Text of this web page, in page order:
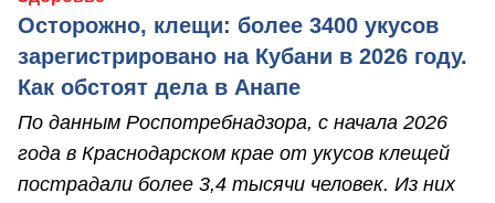
Осторожно, клещи: более 3400 укусов
зарегистрировано на Кубани в 2026 году.
Как обстоят дела в Анапе
По данным Роспотребнадзора, с начала 2026
года в Краснодарском крае от укусов клещей
пострадали более 3,4 тысячи человек. Из них